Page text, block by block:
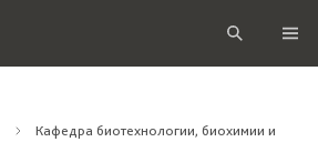
Кафедра биотехнологии, биохимии и